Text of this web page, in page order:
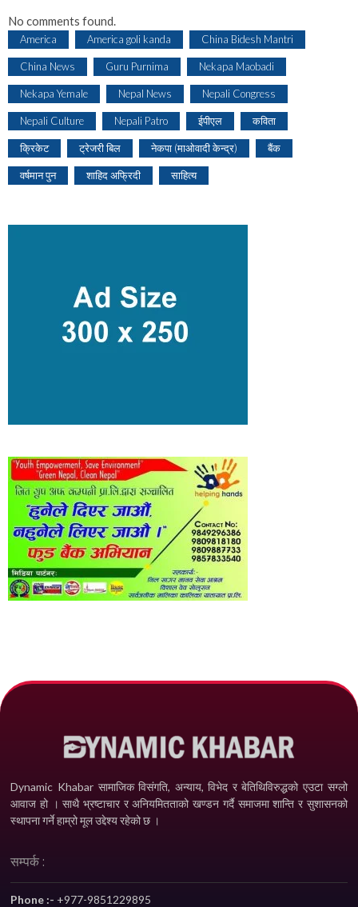
No comments found.
America America goli kanda China Bidesh Mantri
China News Guru Purnima Nekapa Maobadi
Nekapa Yemale Nepal News Nepali Congress
Nepali Culture Nepali Patro ईपीएल कविता
क्रिकेट ट्रेजरी बिल नेकपा (माओवादी केन्द्र) बैंक
वर्षमान पुन शाहिद अफ्रिदी साहित्य
Dynamic Khabar सामाजिक विसंगति, अन्याय, विभेद­ र बेतिथिविरुद्धको एउटा सग्लो
आवाज हो । साथै भ्रष्टाचार र अनियमितताको खण्डन गर्दै समाजमा शान्ति र सुशासनको
स्थापना गर्ने हाम्रो मूल उद्देश्य रहेको छ ।
सम्पर्क :
Phone :- +977-9851229895